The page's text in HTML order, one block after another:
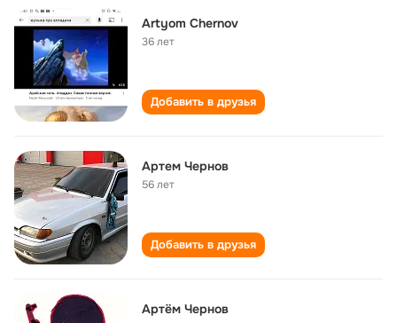
Artyom Chernov
36 лет
Добавить в друзья
Артем Чернов
56 лет
Добавить в друзья
Артём Чернов